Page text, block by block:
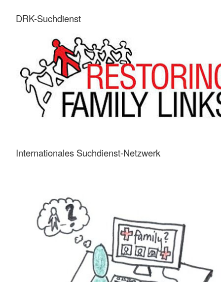
DRK-Suchdienst
Internationales Suchdienst-Netzwerk